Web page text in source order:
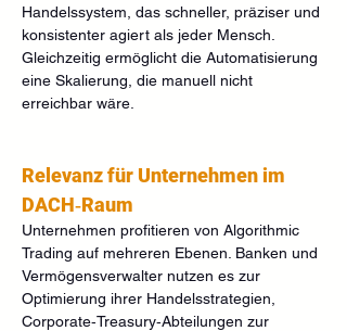
Handelssystem, das schneller, präziser und
konsistenter agiert als jeder Mensch.
Gleichzeitig ermöglicht die Automatisierung
eine Skalierung, die manuell nicht
erreichbar wäre.
Relevanz für Unternehmen im
DACH‑Raum
Unternehmen profitieren von Algorithmic
Trading auf mehreren Ebenen. Banken und
Vermögensverwalter nutzen es zur
Optimierung ihrer Handelsstrategien,
Corporate‑Treasury‑Abteilungen zur